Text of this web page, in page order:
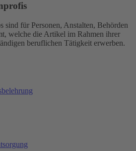
sind für Personen, Anstalten, Behörden
welche die Artikel im Rahmen ihrer
beruflichen Tätigkeit erwerben.